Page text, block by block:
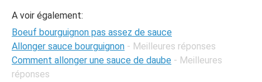
A voir également:
Boeuf bourguignon pas assez de sauce
Allonger sauce bourguignon - Meilleures réponses
Comment allonger une sauce de daube - Meilleures
réponses